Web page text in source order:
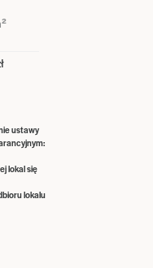
ustawy
lokal się
lokalu